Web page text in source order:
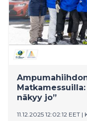
näkyy jo”
11.12.2025 12:02:12 EET |